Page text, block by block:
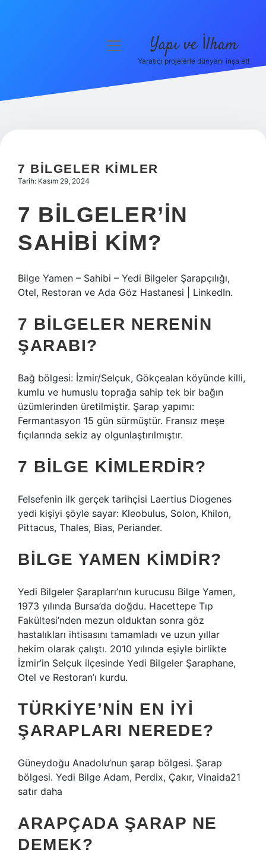
Hakkımızda
menüyü
Yapı ve İlham
Yaratıcı projelerle dünyanı inşa et!
7 BILGELER KIMLER
Tarih: Kasım 29, 2024
7 BILGELER’IN
SAHIBI KIM?
Bilge Yamen – Sahibi – Yedi Bilgeler Şarapçılığı,
Otel, Restoran ve Ada Göz Hastanesi | LinkedIn.
7 BILGELER NERENIN
ŞARABI?
Bağ bölgesi: İzmir/Selçuk, Gökçealan köyünde killi,
kumlu ve humuslu toprağa sahip tek bir bağın
üzümlerinden üretilmiştir. Şarap yapımı:
Fermantasyon 15 gün sürmüştür. Fransız meşe
fıçılarında sekiz ay olgunlaştırılmıştır.
7 BILGE KIMLERDIR?
Felsefenin ilk gerçek tarihçisi Laertius Diogenes
yedi kişiyi şöyle sayar: Kleobulus, Solon, Khilon,
Pittacus, Thales, Bias, Periander.
BILGE YAMEN KIMDIR?
Yedi Bilgeler Şarapları’nın kurucusu Bilge Yamen,
1973 yılında Bursa’da doğdu. Hacettepe Tıp
Fakültesi’nden mezun olduktan sonra göz
hastalıkları ihtisasını tamamladı ve uzun yıllar
hekim olarak çalıştı. 2010 yılında eşiyle birlikte
İzmir’in Selçuk ilçesinde Yedi Bilgeler Şaraphane,
Otel ve Restoran’ı kurdu.
TÜRKIYE’NIN EN IYI
ŞARAPLARI NEREDE?
Güneydoğu Anadolu’nun şarap bölgesi. Şarap
bölgesi. Yedi Bilge Adam, Perdix, Çakır, Vinaida21
satır daha
ARAPÇADA ŞARAP NE
DEMEK?